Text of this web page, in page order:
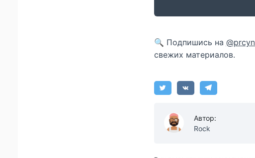
🔍 Подпишись на
свежих материалов.
Автор:
Rock